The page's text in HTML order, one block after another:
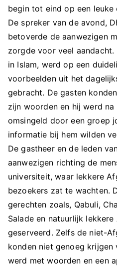
begin tot eind op een
De spreker van de avond,
betoverde de aanwezigen
zorgde voor veel
in Islam, werd op een
voorbeelden uit het
gebracht. De gasten
zijn woorden en hij werd
omsingeld door een groep
informatie bij hem wilden
De gastheer en de leden
aanwezigen richting de
universiteit, waar lekkere
bezoekers zat te wachten.
gerechten zoals, Qabuli,
Salade en natuurlijk
geserveerd. Zelfs de niet-
konden niet genoeg
werd met woorden en een